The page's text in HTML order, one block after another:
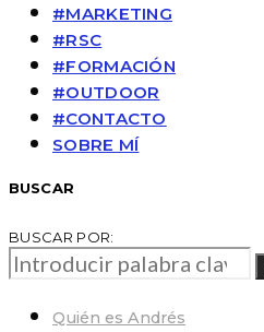
#MARKETING
#RSC
#FORMACIÓN
#OUTDOOR
#CONTACTO
SOBRE MÍ
BUSCAR
BUSCAR POR:
Quién es Andrés